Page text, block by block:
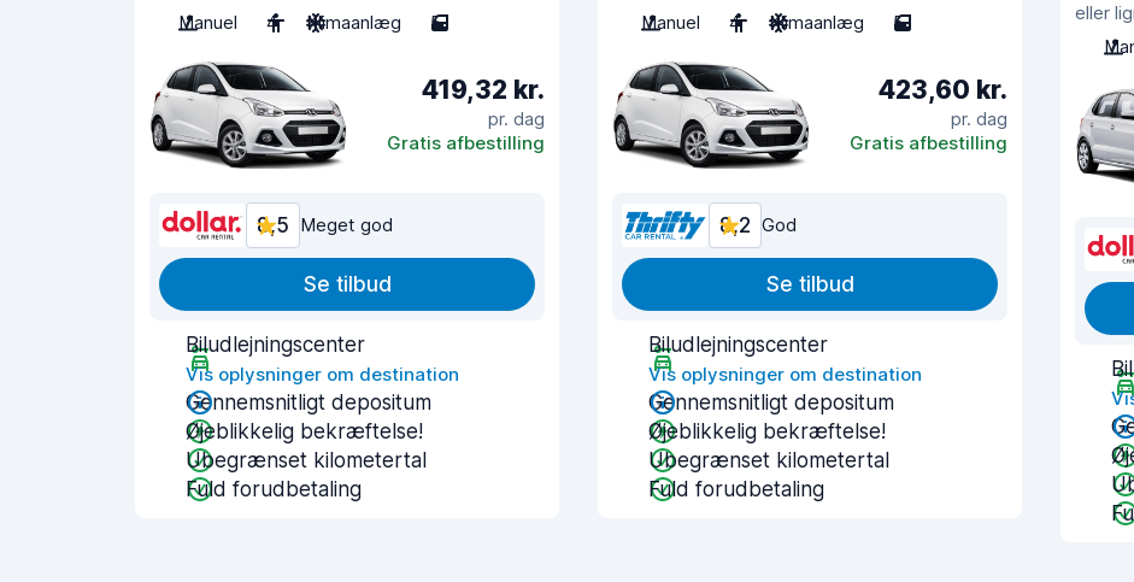
Manuel
4 Klimaanlæg 5
419,32 kr.
pr. dag
Gratis afbestilling
8,5 Meget god
Se tilbud
Biludlejningscenter
Vis oplysninger om destination
Gennemsnitligt depositum
Øjeblikkelig bekræftelse!
Ubegrænset kilometertal
Fuld forudbetaling
Manuel
4 Klimaanlæg 5
423,60 kr.
pr. dag
Gratis afbestilling
8,2 God
Se tilbud
Biludlejningscenter
Vis oplysninger om destination
Gennemsnitligt depositum
Øjeblikkelig bekræftelse!
Ubegrænset kilometertal
Fuld forudbetaling
eller